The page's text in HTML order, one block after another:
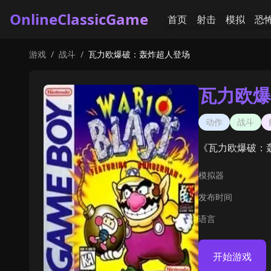
OnlineClassicGame 首页 射击 模拟 恐
游戏 / 战斗 / 瓦力欧爆破：轰炸超人登场
瓦力欧
动作 战斗
《瓦力欧爆破
模拟器
发布时间
语言
开始游戏